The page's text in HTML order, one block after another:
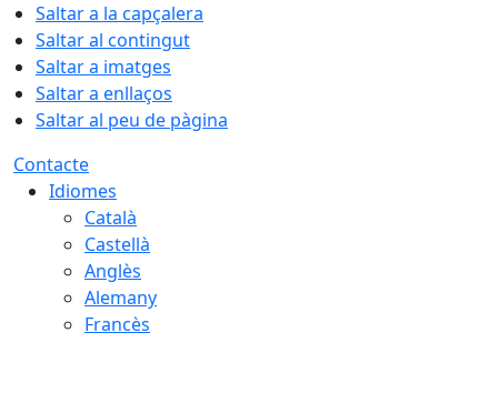
Saltar a la capçalera
Saltar al contingut
Saltar a imatges
Saltar a enllaços
Saltar al peu de pàgina
Contacte
Idiomes
Català
Castellà
Anglès
Alemany
Francès